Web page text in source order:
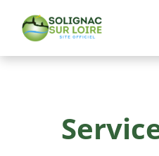
Vie Pratique